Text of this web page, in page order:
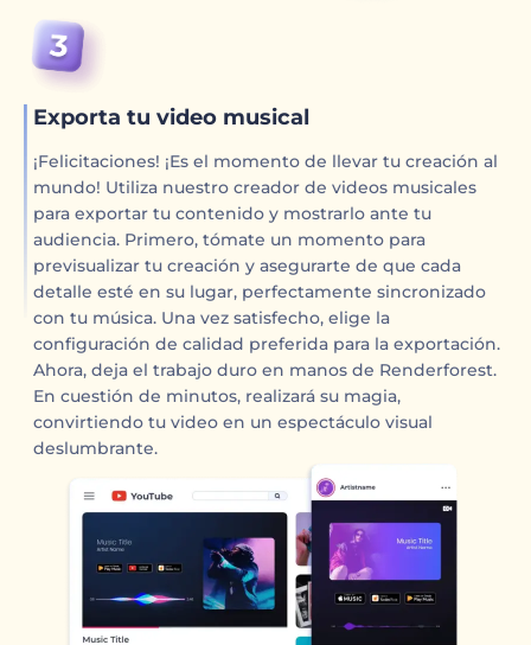
Exporta tu video musical
¡Felicitaciones! ¡Es el momento de llevar tu creación al
mundo! Utiliza nuestro creador de videos musicales
para exportar tu contenido y mostrarlo ante tu
audiencia. Primero, tómate un momento para
previsualizar tu creación y asegurarte de que cada
detalle esté en su lugar, perfectamente sincronizado
con tu música. Una vez satisfecho, elige la
configuración de calidad preferida para la exportación.
Ahora, deja el trabajo duro en manos de Renderforest.
En cuestión de minutos, realizará su magia,
convirtiendo tu video en un espectáculo visual
deslumbrante.